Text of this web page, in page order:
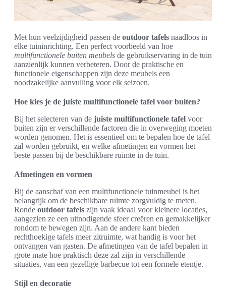
Met hun veelzijdigheid passen de outdoor tafels naadloos in
elke tuininrichting. Een perfect voorbeeld van hoe
multifunctionele buiten meubels de gebruikservaring in de tuin
aanzienlijk kunnen verbeteren. Door de praktische en
functionele eigenschappen zijn deze meubels een
noodzakelijke aanvulling voor elk seizoen.
Hoe kies je de juiste multifunctionele tafel voor buiten?
Bij het selecteren van de juiste multifunctionele tafel voor
buiten zijn er verschillende factoren die in overweging moeten
worden genomen. Het is essentieel om te bepalen hoe de tafel
zal worden gebruikt, en welke afmetingen en vormen het
beste passen bij de beschikbare ruimte in de tuin.
Afmetingen en vormen
Bij de aanschaf van een multifunctionele tuinmeubel is het
belangrijk om de beschikbare ruimte zorgvuldig te meten.
Ronde outdoor tafels zijn vaak ideaal voor kleinere locaties,
aangezien ze een uitnodigende sfeer creëren en gemakkelijker
rondom te bewegen zijn. Aan de andere kant bieden
rechthoekige tafels meer zitruimte, wat handig is voor het
ontvangen van gasten. De afmetingen van de tafel bepalen in
grote mate hoe praktisch deze zal zijn in verschillende
situaties, van een gezellige barbecue tot een formele etentje.
Stijl en decoratie